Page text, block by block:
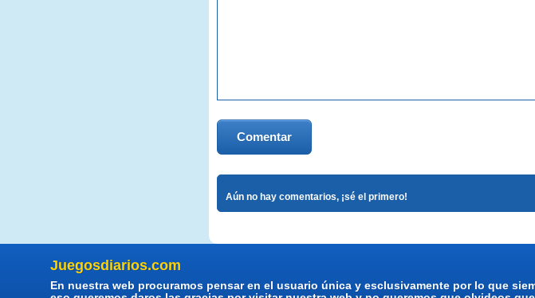
Comentar
Aún no hay comentarios, ¡sé el primero!
Juegosdiarios.com
En nuestra web procuramos pensar en el usuario única y esclusivamente por lo que